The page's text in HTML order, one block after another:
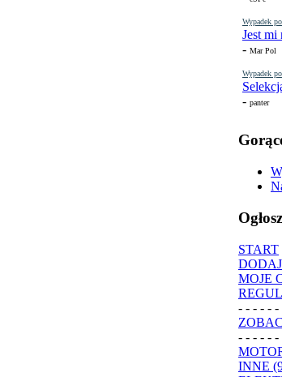
Wypadek
Jest
- Mar Pol
Wypadek
- panter
START
MOJE
- - - - - -
- - - - - -
INNE